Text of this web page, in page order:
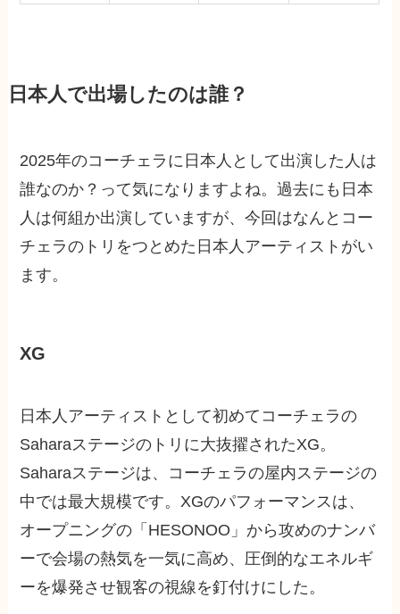
日本人で出場したのは誰？
2025年のコーチェラに日本人として出演した人は
誰なのか？って気になりますよね。過去にも日本
人は何組か出演していますが、今回はなんとコー
チェラのトリをつとめた日本人アーティストがい
ます。
XG
日本人アーティストとして初めてコーチェラの
Saharaステージのトリに大抜擢されたXG。
Saharaステージは、コーチェラの屋内ステージの
中では最大規模です。XGのパフォーマンスは、
オープニングの「HESONOO」から攻めのナンバ
ーで会場の熱気を一気に高め、圧倒的なエネルギ
ーを爆発させ観客の視線を釘付けにした。